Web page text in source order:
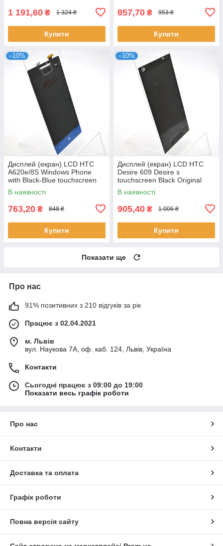
1 191,60 ₴ 1 324 ₴
Купити
857,70 ₴ 953 ₴
Купити
–10%
Дисплей (екран) LCD HTC
A620e/8S Windows Phone
with Black-Blue touchscreen
Original
В наявності
763,20 ₴ 848 ₴
Купити
–10%
Дисплей (екран) LCD HTC
Desire 609 Desire з
touchscreen Black Original
В наявності
905,40 ₴ 1 006 ₴
Купити
Показати ще
Про нас
91% позитивних з 210 відгуків за рік
Працює з 02.04.2021
м. Львів
вул. Наукова 7А, оф. каб. 124, Львів, Україна
Контакти
Сьогодні працює з 09:00 до 19:00
Показати весь графік роботи
Про нас
Контакти
Доставка та оплата
Графік роботи
Повна версія сайту